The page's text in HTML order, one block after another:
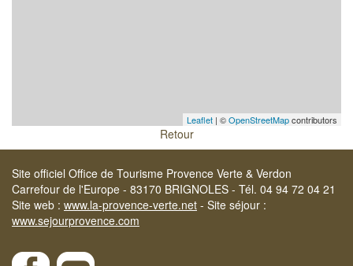
Leaflet | ©OpenStreetMapcontributors
Retour
Site officiel Office de Tourisme Provence Verte & Verdon
Carrefour de l'Europe - 83170 BRIGNOLES - Tél. 04 94 72 04 21
Site web : www.la-provence-verte.net - Site séjour :
www.sejourprovence.com